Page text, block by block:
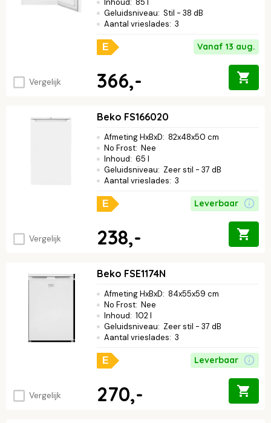
Vergelijk
Geluidsniveau: Stil - 38 dB
Aantal vrieslades: 3
E Vanaf 13 aug.
366,-
Vergelijk
Beko FS166020
Afmeting HxBxD: 82x48x50 cm
No Frost: Nee
Inhoud: 65 l
Geluidsniveau: Zeer stil - 37 dB
Aantal vrieslades: 3
E Leverbaar
238,-
Vergelijk
Beko FSE1174N
Afmeting HxBxD: 84x55x59 cm
No Frost: Nee
Inhoud: 102 l
Geluidsniveau: Zeer stil - 37 dB
Aantal vrieslades: 3
E Leverbaar
270,-